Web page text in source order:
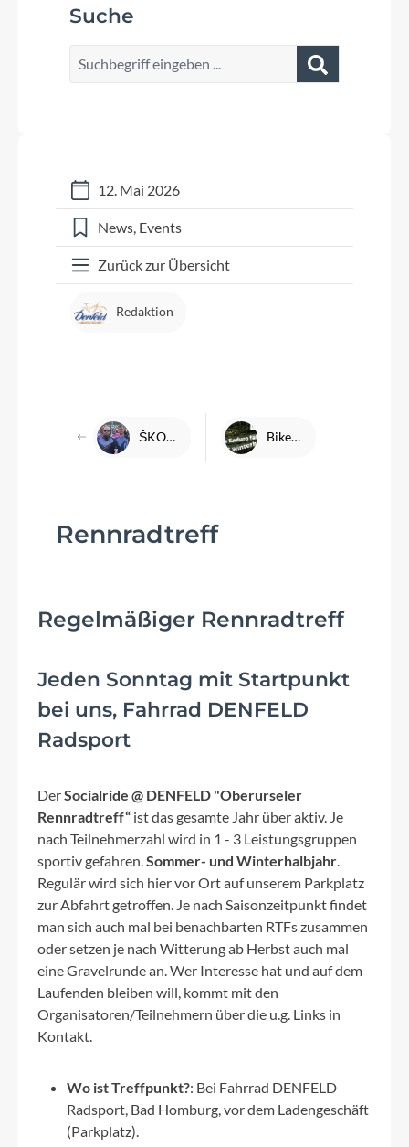
Suche
12. Mai 2026
News Events
Zurück zur Übersicht
Redaktion
ŠKODA Velotour 2024 - Recap Bikepark Winterberg 04.10.26
Rennradtreff
Regelmäßiger Rennradtreff
Jeden Sonntag mit Startpunkt
bei uns, Fahrrad DENFELD
Radsport
DerSocialride @ DENFELD "Oberurseler
Rennradtreff“ ist das gesamte Jahr über aktiv. Je
nach Teilnehmerzahl wird in 1 - 3 Leistungsgruppen
sportiv gefahren. Sommer- und Winterhalbjahr
Regulär wird sich hier vor Ort auf unserem Parkplatz
zur Abfahrt getroffen. Je nach Saisonzeitpunkt findet
man sich auch mal bei benachbarten RTFs zusammen
oder setzen je nach Witterung ab Herbst auch mal
eine Gravelrunde an. Wer Interesse hat und auf dem
Laufenden bleiben will, kommt mit den
Organisatoren/Teilnehmern über die u.g. Links in
Kontakt.
Wo ist Treffpunkt?: Bei Fahrrad DENFELD
Radsport, Bad Homburg, vor dem Ladengeschäft
(Parkplatz).